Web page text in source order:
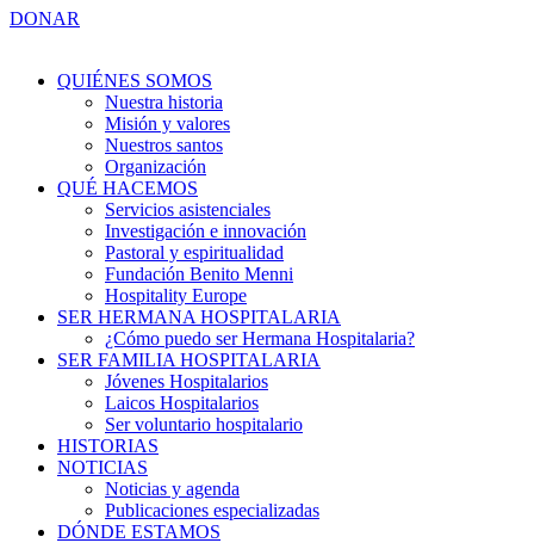
DONAR
QUIÉNES SOMOS
Nuestra historia
Misión y valores
Nuestros santos
Organización
QUÉ HACEMOS
Servicios asistenciales
Investigación e innovación
Pastoral y espiritualidad
Fundación Benito Menni
Hospitality Europe
SER HERMANA HOSPITALARIA
¿Cómo puedo ser Hermana Hospitalaria?
SER FAMILIA HOSPITALARIA
Jóvenes Hospitalarios
Laicos Hospitalarios
Ser voluntario hospitalario
HISTORIAS
NOTICIAS
Noticias y agenda
Publicaciones especializadas
DÓNDE ESTAMOS